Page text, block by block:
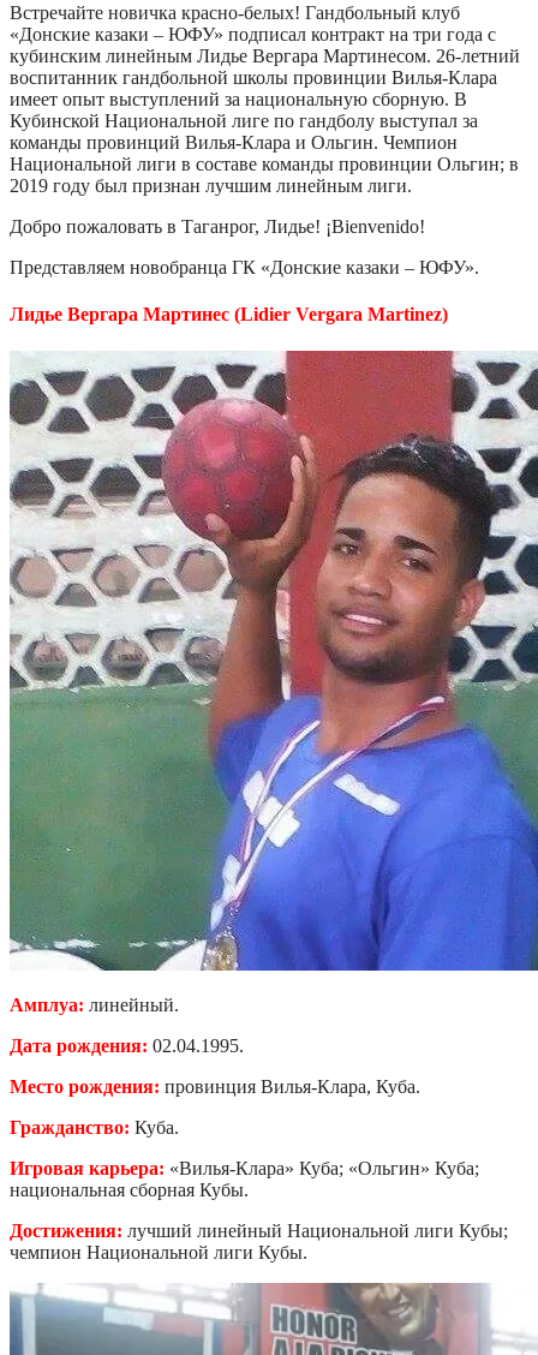
Встречайте новичка красно-белых! Гандбольный клуб
«Донские казаки – ЮФУ» подписал контракт на три года с
кубинским линейным Лидье Вергара Мартинесом. 26-летний
воспитанник гандбольной школы провинции Вилья-Клара
имеет опыт выступлений за национальную сборную. В
Кубинской Национальной лиге по гандболу выступал за
команды провинций Вилья-Клара и Ольгин. Чемпион
Национальной лиги в составе команды провинции Ольгин; в
2019 году был признан лучшим линейным лиги.
Добро пожаловать в Таганрог, Лидье! ¡Bienvenido!
Представляем новобранца ГК «Донские казаки – ЮФУ».
Лидье Вергара Мартинес (Lidier Vergara Martinez)
Амплуа: линейный.
Дата рождения: 02.04.1995.
Место рождения: провинция Вилья-Клара, Куба.
Гражданство: Куба.
Игровая карьера: «Вилья-Клара» Куба; «Ольгин» Куба;
национальная сборная Кубы.
Достижения: лучший линейный Национальной лиги Кубы;
чемпион Национальной лиги Кубы.